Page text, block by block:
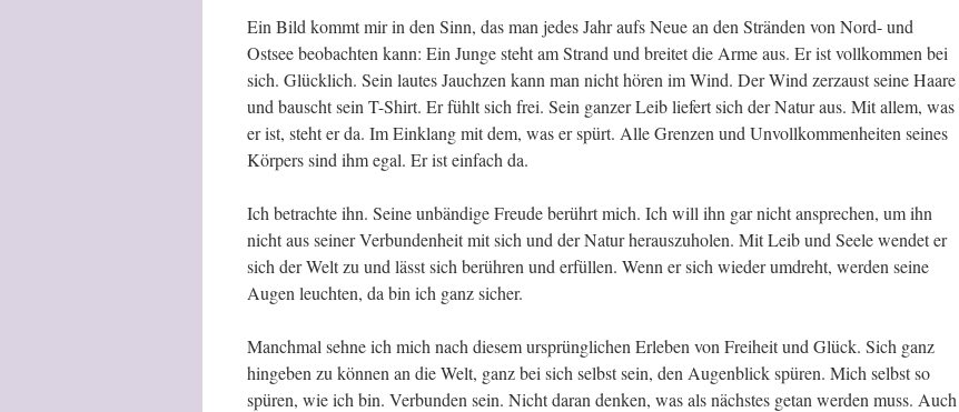
Ein Bild kommt mir in den Sinn, das man jedes Jahr aufs Neue an den Stränden von Nord- und
Ostsee beobachten kann: Ein Junge steht am Strand und breitet die Arme aus. Er ist vollkommen bei
sich. Glücklich. Sein lautes Jauchzen kann man nicht hören im Wind. Der Wind zerzaust seine Haare
und bauscht sein T-Shirt. Er fühlt sich frei. Sein ganzer Leib liefert sich der Natur aus. Mit allem, was
er ist, steht er da. Im Einklang mit dem, was er spürt. Alle Grenzen und Unvollkommenheiten seines
Körpers sind ihm egal. Er ist einfach da.
Ich betrachte ihn. Seine unbändige Freude berührt mich. Ich will ihn gar nicht ansprechen, um ihn
nicht aus seiner Verbundenheit mit sich und der Natur herauszuholen. Mit Leib und Seele wendet er
sich der Welt zu und lässt sich berühren und erfüllen. Wenn er sich wieder umdreht, werden seine
Augen leuchten, da bin ich ganz sicher.
Manchmal sehne ich mich nach diesem ursprünglichen Erleben von Freiheit und Glück. Sich ganz
hingeben zu können an die Welt, ganz bei sich selbst sein, den Augenblick spüren. Mich selbst so
spüren, wie ich bin. Verbunden sein. Nicht daran denken, was als nächstes getan werden muss. Auch